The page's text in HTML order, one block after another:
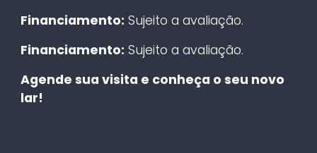
Financiamento: Sujeito a avaliação.
Financiamento: Sujeito a avaliação.
Agende sua visita e conheça o seu novo
lar!